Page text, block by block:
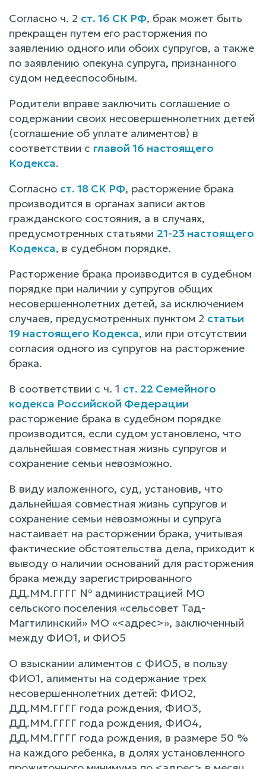
Согласно ч. 2 ст. 16 СК РФ, брак может быть
прекращен путем его расторжения по
заявлению одного или обоих супругов, а также
по заявлению опекуна супруга, признанного
судом недееспособным.
Родители вправе заключить соглашение о
содержании своих несовершеннолетних детей
(соглашение об уплате алиментов) в
соответствии с главой 16 настоящего
Кодекса.
Согласно ст. 18 СК РФ, расторжение брака
производится в органах записи актов
гражданского состояния, а в случаях,
предусмотренных статьями 21-23 настоящего
Кодекса, в судебном порядке.
Расторжение брака производится в судебном
порядке при наличии у супругов общих
несовершеннолетних детей, за исключением
случаев, предусмотренных пунктом 2 статьи
19 настоящего Кодекса, или при отсутствии
согласия одного из супругов на расторжение
брака.
В соответствии с ч. 1 ст. 22 Семейного
кодекса Российской Федерации
расторжение брака в судебном порядке
производится, если судом установлено, что
дальнейшая совместная жизнь супругов и
сохранение семьи невозможно.
В виду изложенного, суд, установив, что
дальнейшая совместная жизнь супругов и
сохранение семьи невозможны и супруга
настаивает на расторжении брака, учитывая
фактические обстоятельства дела, приходит к
выводу о наличии оснований для расторжения
брака между зарегистрированного
ДД.ММ.ГГГГ № администрацией МО
сельского поселения «сельсовет Тад-
Магтилинский» МО «<адрес>», заключенный
между ФИО1, и ФИО5
О взыскании алиментов с ФИО5, в пользу
ФИО1, алименты на содержание трех
несовершеннолетних детей: ФИО2,
ДД.ММ.ГГГГ года рождения, ФИО3,
ДД.ММ.ГГГГ года рождения, ФИО4,
ДД.ММ.ГГГГ года рождения, в размере 50 %
на каждого ребенка, в долях установленного